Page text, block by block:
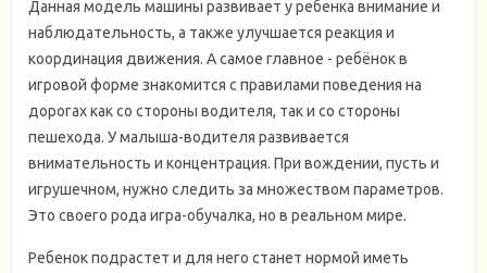
Данная модель машины развивает у ребенка внимание и
наблюдательность, а также улучшается реакция и
координация движения. А самое главное - ребёнок в
игровой форме знакомится с правилами поведения на
дорогах как со стороны водителя, так и со стороны
пешехода. У малыша-водителя развивается
внимательность и концентрация. При вождении, пусть и
игрушечном, нужно следить за множеством параметров.
Это своего рода игра-обучалка, но в реальном мире.
Ребенок подрастет и для него станет нормой иметь